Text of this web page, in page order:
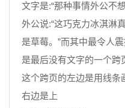
文字是:“那种事情外公不
外公说:“这巧克力冰淇淋
是草莓。”而其中最令人
是最后没有文字的一个跨
这个跨页的左边是用线条
右边是上